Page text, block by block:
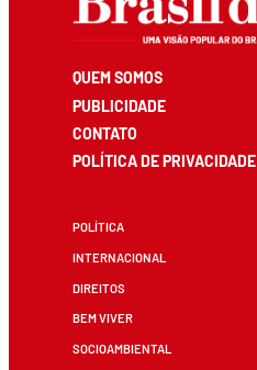
QUEM SOMOS
PUBLICIDADE
CONTATO
POLÍTICA DE PRIVACIDADE
POLÍTICA
INTERNACIONAL
DIREITOS
BEM VIVER
SOCIOAMBIENTAL